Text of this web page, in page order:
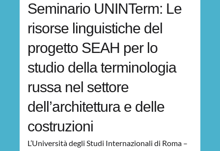
Seminario UNINTerm: Le
risorse linguistiche del
progetto SEAH per lo
studio della terminologia
russa nel settore
dell’architettura e delle
costruzioni
L’Università degli Studi Internazionali di Roma –